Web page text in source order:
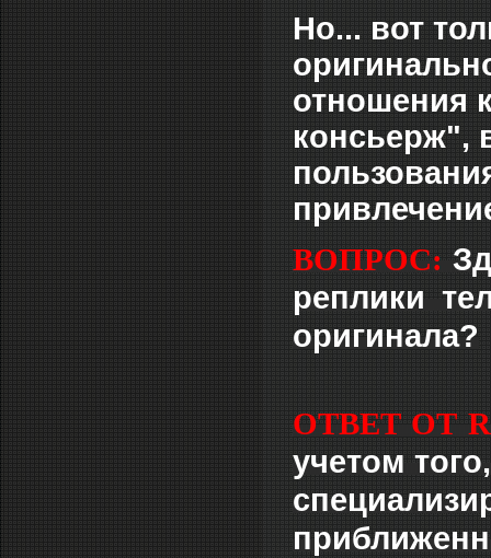
Но... вот
отношения
консьерж",
ВОПРОС:
реплики
оригинала?
ОТВЕТ ОТ
учетом